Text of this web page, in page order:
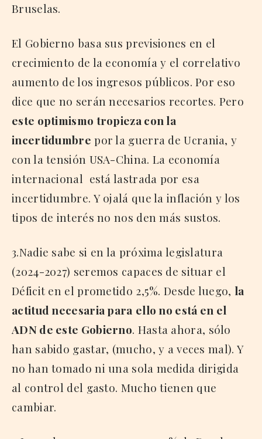
Bruselas.
El Gobierno basa sus previsiones en el
crecimiento de la economía y el correlativo
aumento de los ingresos públicos. Por eso
dice que no serán necesarios recortes. Pero
este optimismo tropieza con la
incertidumbre por la guerra de Ucrania, y
con la tensión USA-China. La economía
internacional está lastrada por esa
incertidumbre. Y ojalá que la inflación y los
tipos de interés no nos den más sustos.
3.Nadie sabe si en la próxima legislatura
(2024-2027) seremos capaces de situar el
Déficit en el prometido 2,5%. Desde luego, la
actitud necesaria para ello no está en el
ADN de este Gobierno. Hasta ahora, sólo
han sabido gastar, (mucho, y a veces mal). Y
no han tomado ni una sola medida dirigida
al control del gasto. Mucho tienen que
cambiar.